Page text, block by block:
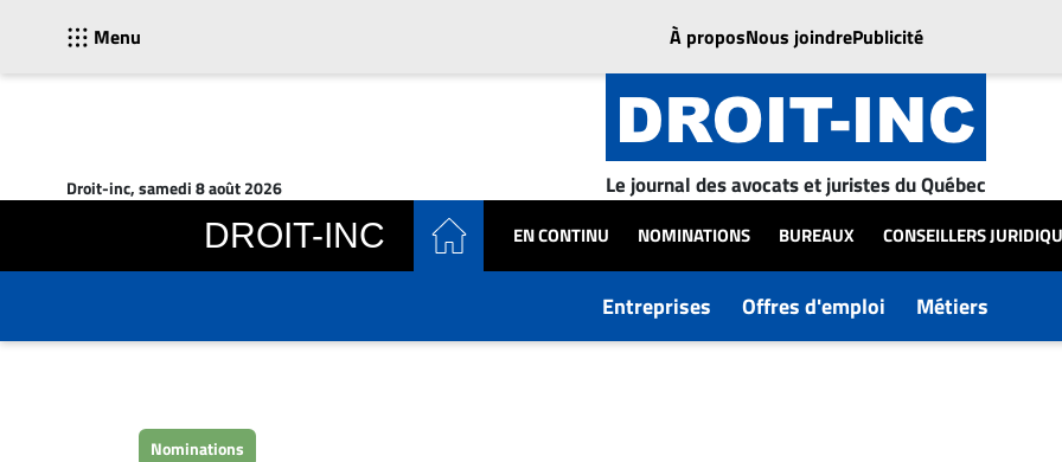
Menu À proposNous joindrePublicité
Droit-inc, samedi 8 août 2026 Le journal des avocats et juristes du Québec
DROIT-INC EN CONTINU NOMINATIONS BUREAUX CONSEILLERS
Entreprises Offres d'emploi Métiers
En
Nominations
Conseillers
Nominations